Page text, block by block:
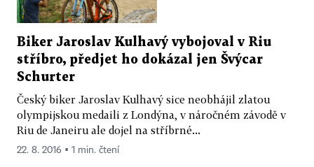
Biker Jaroslav Kulhavý vybojoval v Riu
stříbro, předjet ho dokázal jen Švýcar
Schurter
Český biker Jaroslav Kulhavý sice neobhájil zlatou
olympijskou medaili z Londýna, v náročném závodě v
Riu de Janeiru ale dojel na stříbrné...
22. 8. 2016 ▪ 1 min. čtení